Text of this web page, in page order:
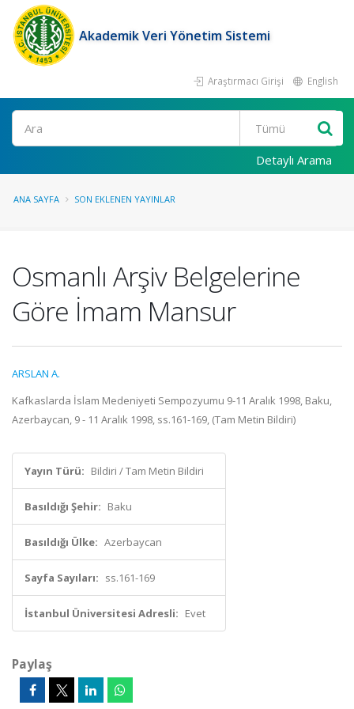
Akademik Veri Yönetim Sistemi
Araştırmacı Girişi English
Ara
Detaylı Arama
ANA SAYFA SON EKLENEN YAYINLAR
Osmanlı Arşiv Belgelerine
Göre İmam Mansur
ARSLAN A.
Kafkaslarda İslam Medeniyeti Sempozyumu 9-11 Aralık 1998, Baku,
Azerbaycan, 9 - 11 Aralık 1998, ss.161-169, (Tam Metin Bildiri)
Yayın Türü: Bildiri / Tam Metin Bildiri
Basıldığı Şehir: Baku
Basıldığı Ülke: Azerbaycan
Sayfa Sayıları: ss.161-169
İstanbul Üniversitesi Adresli: Evet
Paylaş